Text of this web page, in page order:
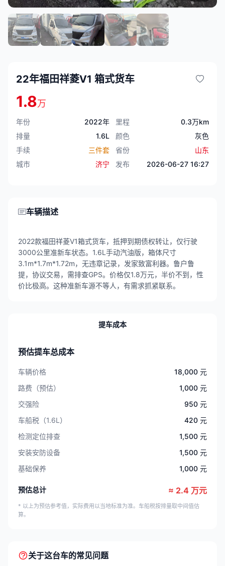
22年福田祥菱V1 箱式货车
1.8万
年份 2022年 里程
0.3万km
排量
1.6L 颜色
灰色
手续
三件套 省份
山东
城市
济宁 发布 2026-06-27 16:27
车辆描述
2022款福田祥菱V1箱式货车，抵押到期债权转让，仅行驶
3000公里准新车状态。1.6L手动汽油版，箱体尺寸
3.1m*1.7m*1.72m，无违章记录，发家致富利器。鲁户鲁
提，协议交易，需排查GPS。价格仅1.8万元，半价不到，性
价比极高。这种准新车源不等人，有需求抓紧联系。
提车成本
预估提车总成本
车辆价格
18,000 元
路费（预估）
1,000 元
交强险
950 元
车船税（1.6L）
420 元
检测定位排查
1,500 元
安装安防设备
1,500 元
基础保养
1,000 元
预估总计 ≈ 2.4 万元
* 以上为预估参考值，实际费用以当地标准为准。车船税按排量取中间值估
算。
关于这台车的常见问题